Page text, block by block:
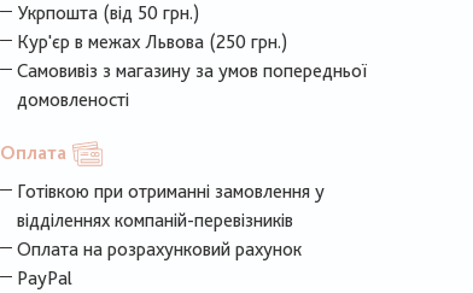
Укрпошта (від 50 грн.)
Кур'єр в межах Львова (250 грн.)
Самовивіз з магазину за умов попередньої
домовленості
Оплата
Готівкою при отриманні замовлення у
відділеннях компаній-перевізників
Оплата на розрахунковий рахунок
PayPal